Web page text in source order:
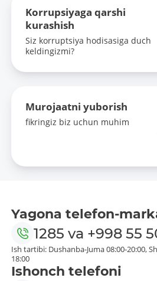
Korrupsiyaga qarshi
kurashish
Siz korruptsiya hodisasiga duch
keldingizmi?
Murojaatni yuborish
fikringiz biz uchun muhim
Yagona telefon-
1285 va +998 55
Ish tartibi: Dushanba-Juma 08:00-20:00,
18:00
Ishonch telefoni